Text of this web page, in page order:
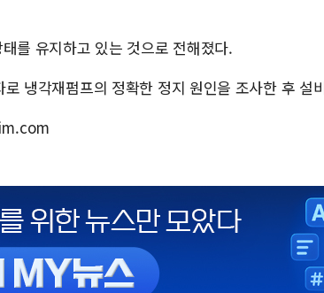
를 유지하고 있는 것으로 전해졌다.
냉각재펌프의 정확한 정지 원인을 조사한 후 설